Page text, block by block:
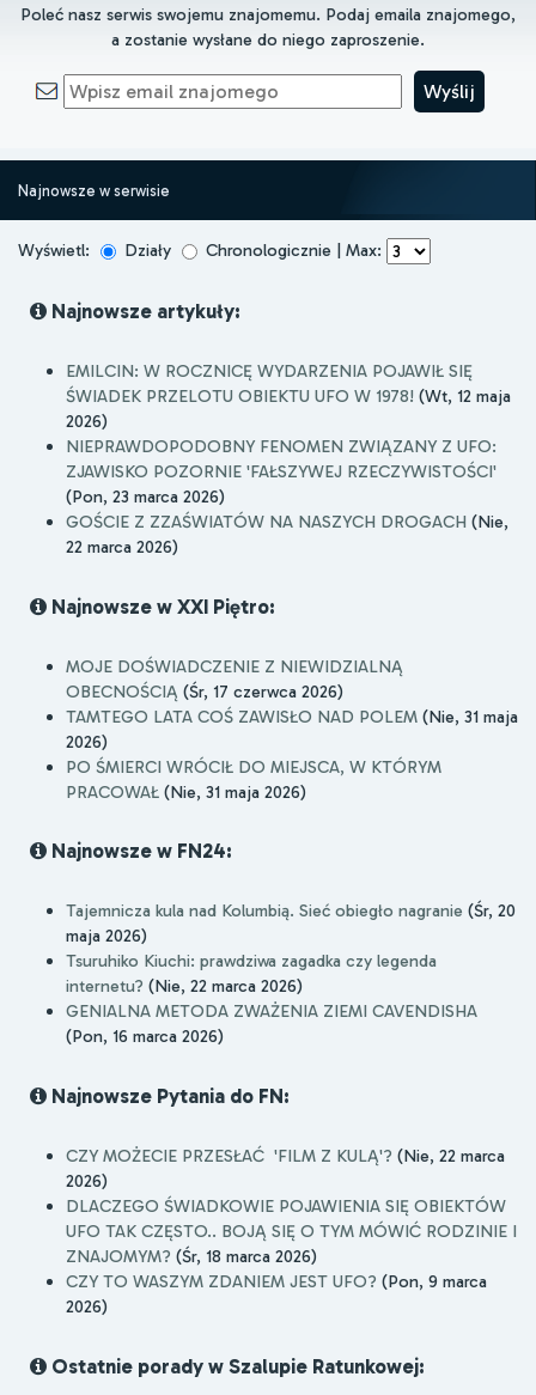
Poleć nasz serwis swojemu znajomemu. Podaj emaila znajomego,
a zostanie wysłane do niego zaproszenie.
Najnowsze w serwisie
Wyświetl: Działy Chronologicznie | Max:
Najnowsze artykuły:
EMILCIN: W ROCZNICĘ WYDARZENIA POJAWIŁ SIĘ
ŚWIADEK PRZELOTU OBIEKTU UFO W 1978! (Wt, 12 maja
2026)
NIEPRAWDOPODOBNY FENOMEN ZWIĄZANY Z UFO:
ZJAWISKO POZORNIE 'FAŁSZYWEJ RZECZYWISTOŚCI'
(Pon, 23 marca 2026)
GOŚCIE Z ZZAŚWIATÓW NA NASZYCH DROGACH (Nie,
22 marca 2026)
Najnowsze w XXI Piętro:
MOJE DOŚWIADCZENIE Z NIEWIDZIALNĄ
OBECNOŚCIĄ (Śr, 17 czerwca 2026)
TAMTEGO LATA COŚ ZAWISŁO NAD POLEM (Nie, 31 maja
2026)
PO ŚMIERCI WRÓCIŁ DO MIEJSCA, W KTÓRYM
PRACOWAŁ (Nie, 31 maja 2026)
Najnowsze w FN24:
Tajemnicza kula nad Kolumbią. Sieć obiegło nagranie (Śr, 20
maja 2026)
Tsuruhiko Kiuchi: prawdziwa zagadka czy legenda
internetu? (Nie, 22 marca 2026)
GENIALNA METODA ZWAŻENIA ZIEMI CAVENDISHA
(Pon, 16 marca 2026)
Najnowsze Pytania do FN:
CZY MOŻECIE PRZESŁAĆ 'FILM Z KULĄ'? (Nie, 22 marca
2026)
DLACZEGO ŚWIADKOWIE POJAWIENIA SIĘ OBIEKTÓW
UFO TAK CZĘSTO.. BOJĄ SIĘ O TYM MÓWIĆ RODZINIE I
ZNAJOMYM? (Śr, 18 marca 2026)
CZY TO WASZYM ZDANIEM JEST UFO? (Pon, 9 marca
2026)
Ostatnie porady w Szalupie Ratunkowej: